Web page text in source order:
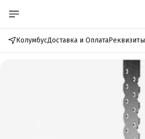
КолумбусДоставка и ОплатаРеквизиты